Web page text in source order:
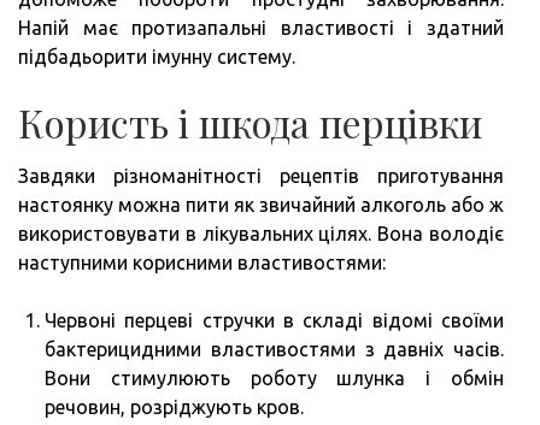
Напій має протизапальні властивості і здатний
підбадьорити імунну систему.
Користь і шкода перцівки
Завдяки різноманітності рецептів приготування
настоянку можна пити як звичайний алкоголь або ж
використовувати в лікувальних цілях. Вона володіє
наступними корисними властивостями:
Червоні перцеві стручки в складі відомі своїми
бактерицидними властивостями з давніх часів.
Вони стимулюють роботу шлунка і обмін
речовин, розріджують кров.